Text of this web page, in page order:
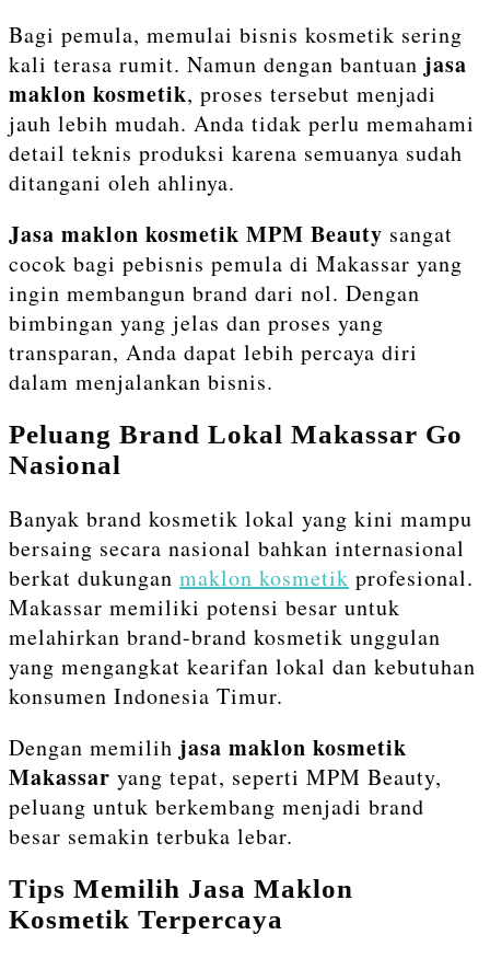
Bagi pemula, memulai bisnis kosmetik sering
kali terasa rumit. Namun dengan bantuan jasa
maklon kosmetik, proses tersebut menjadi
jauh lebih mudah. Anda tidak perlu memahami
detail teknis produksi karena semuanya sudah
ditangani oleh ahlinya.
Jasa maklon kosmetik MPM Beauty sangat
cocok bagi pebisnis pemula di Makassar yang
ingin membangun brand dari nol. Dengan
bimbingan yang jelas dan proses yang
transparan, Anda dapat lebih percaya diri
dalam menjalankan bisnis.
Peluang Brand Lokal Makassar Go
Nasional
Banyak brand kosmetik lokal yang kini mampu
bersaing secara nasional bahkan internasional
berkat dukungan maklon kosmetik profesional.
Makassar memiliki potensi besar untuk
melahirkan brand-brand kosmetik unggulan
yang mengangkat kearifan lokal dan kebutuhan
konsumen Indonesia Timur.
Dengan memilih jasa maklon kosmetik
Makassar yang tepat, seperti MPM Beauty,
peluang untuk berkembang menjadi brand
besar semakin terbuka lebar.
Tips Memilih Jasa Maklon
Kosmetik Terpercaya